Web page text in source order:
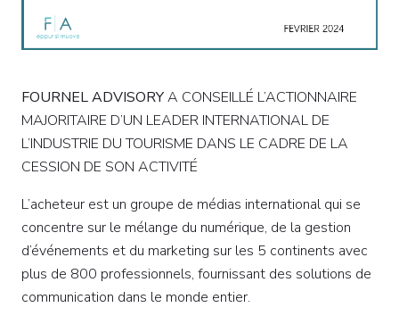
FOURNEL ADVISORYA CONSEILLÉ L’ACTIONNAIRE
MAJORITAIRE D’UN LEADER INTERNATIONAL DE
L’INDUSTRIE DU TOURISME DANS LE CADRE DE LA
CESSION DE SON ACTIVITÉ
L’acheteur est un groupe de médias international qui se
concentre sur le mélange du numérique, de la gestion
d’événements et du marketing sur les 5 continents avec
plus de 800 professionnels, fournissant des solutions de
communication dans le monde entier.